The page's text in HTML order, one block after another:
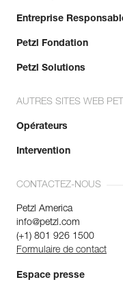
Entreprise
Petzl Fondation
Petzl Solutions
AUTRES SITES WEB
Opérateurs
Intervention
CONTACTEZ-NOUS
Petzl America
info@petzl.com
(+1) 801 926 1500
Formulaire de contact
Espace presse